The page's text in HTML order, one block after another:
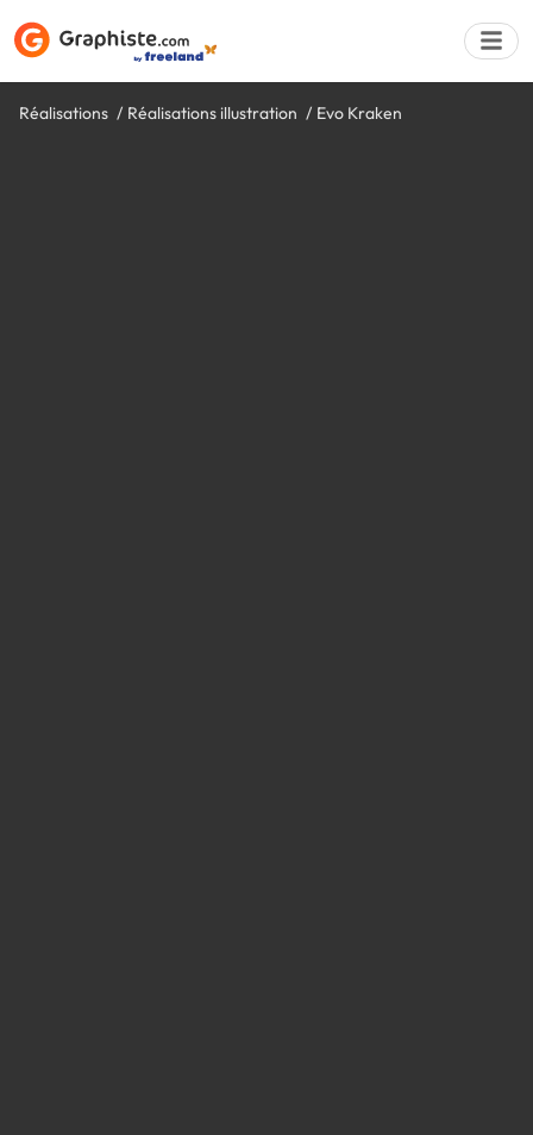
Réalisations Réalisations illustration Evo Kraken